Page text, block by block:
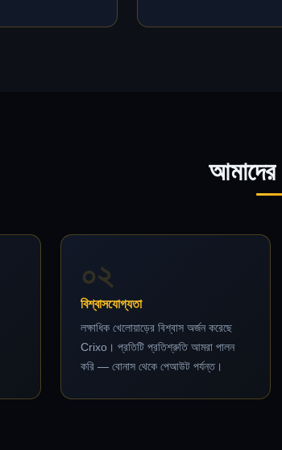
আমাদের
০২
বিশ্বাসযোগ্যতা
লক্ষাধিক খেলোয়াড়ের বিশ্বাস অর্জন করেছে
Crixo। প্রতিটি প্রতিশ্রুতি আমরা পালন
করি — বোনাস থেকে পেআউট পর্যন্ত।